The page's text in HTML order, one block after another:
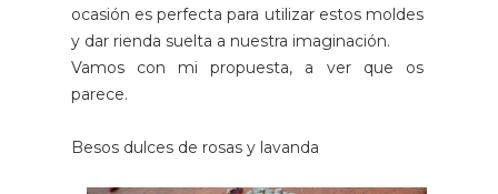
ocasión es perfecta para utilizar estos moldes
y dar rienda suelta a nuestra imaginación.
Vamos con mi propuesta, a ver que os
parece.
Besos dulces de rosas y lavanda